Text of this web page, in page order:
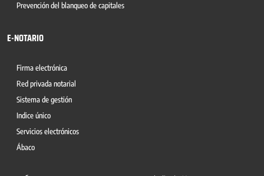
Prevención del blanqueo de capitales
E-NOTARIO
Firma electrónica
Red privada notarial
Sistema de gestión
Indice único
Servicios electrónicos
Ábaco